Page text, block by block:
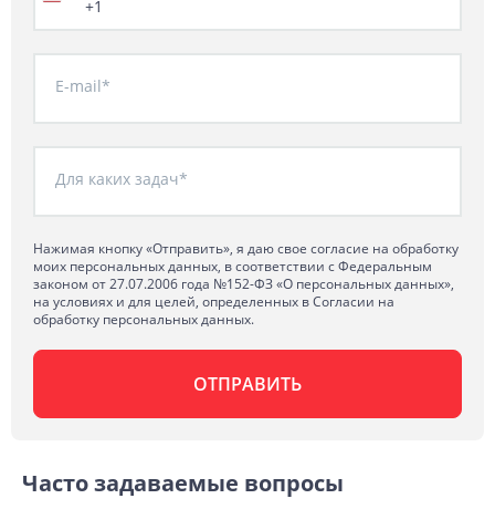
+1
E-mail*
Для каких задач*
Нажимая кнопку «Отправить», я даю свое согласие на обработку
моих персональных данных, в соответствии с Федеральным
законом от 27.07.2006 года №152-ФЗ «О персональных данных»,
на условиях и для целей, определенных в Согласии на
обработку персональных данных.
Часто задаваемые вопросы